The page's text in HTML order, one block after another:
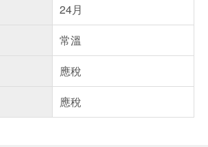
24月
常溫
應稅
應稅